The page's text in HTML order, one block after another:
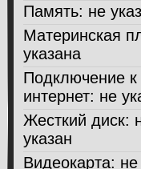
Память: не
Материнская
указана
Подключение к
интернет: не
Жесткий диск:
указан
Видеокарта: не